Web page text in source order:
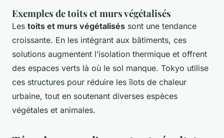
Exemples de toits et murs végétalisés
Les toits et murs végétalisés sont une tendance
croissante. En les intégrant aux bâtiments, ces
solutions augmentent l’isolation thermique et offrent
des espaces verts là où le sol manque. Tokyo utilise
ces structures pour réduire les îlots de chaleur
urbaine, tout en soutenant diverses espèces
végétales et animales.